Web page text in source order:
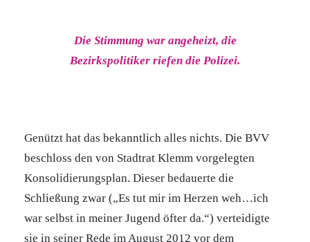
Die Stimmung war angeheizt, die
Bezirkspolitiker riefen die Polizei.
Genützt hat das bekanntlich alles nichts. Die BVV
beschloss den von Stadtrat Klemm vorgelegten
Konsolidierungsplan. Dieser bedauerte die
Schließung zwar („Es tut mir im Herzen weh…ich
war selbst in meiner Jugend öfter da.“) verteidigte
sie in seiner Rede im August 2012 vor dem